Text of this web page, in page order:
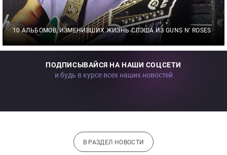
10 АЛЬБОМОВ, ИЗМЕНИВШИХ ЖИЗНЬ СЛЭША ИЗ GUNS N’ ROSES
ПОДПИСЫВАЙСЯ НА НАШИ СОЦСЕТИ
и будь в курсе всех наших новостей
В РАЗДЕЛ НОВОСТИ